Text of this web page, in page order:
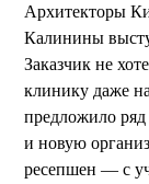
Архитекторы
Калинины
Заказчик не
клинику даже
предложило
и новую
ресепшен — с